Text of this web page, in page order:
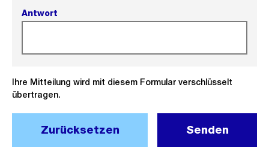
Antwort
Ihre Mitteilung wird mit diesem Formular verschlüsselt
übertragen.
Zurücksetzen Senden